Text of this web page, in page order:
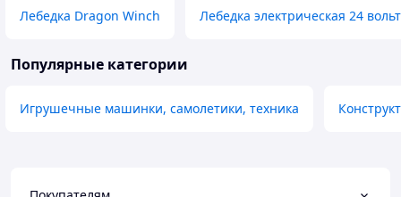
Лебедка Dragon Winch Лебедка электрическая 24
Популярные категории
Игрушечные машинки, самолетики, техника